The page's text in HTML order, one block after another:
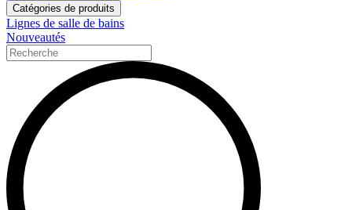
Catégories de produits
Lignes de salle de bains
Nouveautés